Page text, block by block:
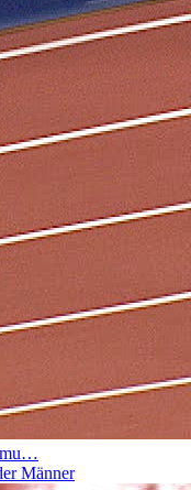
Männer